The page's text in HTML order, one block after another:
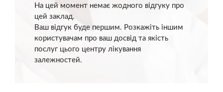
На цей момент немає жодного відгуку про
цей заклад.
Ваш відгук буде першим. Розкажіть іншим
користувачам про ваш досвід та якість
послуг цього центру лікування
залежностей.